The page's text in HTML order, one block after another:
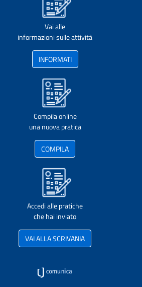
Vai alle
informazioni sulle attività
INFORMATI
Compila online
una nuova pratica
COMPILA
Accedi alle pratiche
che hai inviato
VAI ALLA SCRIVANIA